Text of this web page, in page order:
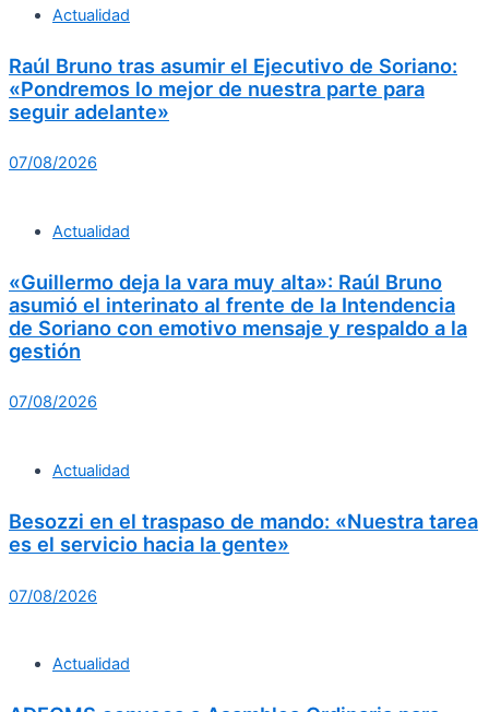
Actualidad
Raúl Bruno tras asumir el Ejecutivo de Soriano:
«Pondremos lo mejor de nuestra parte para
seguir adelante»
07/08/2026
Actualidad
«Guillermo deja la vara muy alta»: Raúl Bruno
asumió el interinato al frente de la Intendencia
de Soriano con emotivo mensaje y respaldo a la
gestión
07/08/2026
Actualidad
Besozzi en el traspaso de mando: «Nuestra tarea
es el servicio hacia la gente»
07/08/2026
Actualidad